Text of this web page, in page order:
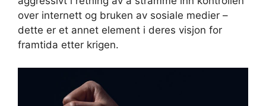
over internett og bruken av sosiale medier –
dette er et annet element i deres visjon for
framtida etter krigen.